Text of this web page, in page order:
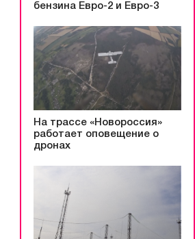
бензина Евро-2 и Евро-3
На трассе «Новороссия»
работает оповещение о
дронах